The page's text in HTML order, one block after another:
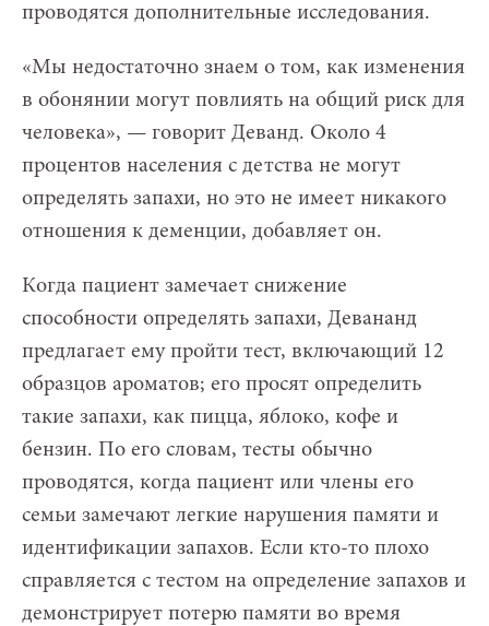
проводятся дополнительные исследования.
«Мы недостаточно знаем о том, как изменения
в обонянии могут повлиять на общий риск для
человека», — говорит Деванд. Около 4
процентов населения с детства не могут
определять запахи, но это не имеет никакого
отношения к деменции, добавляет он.
Когда пациент замечает снижение
способности определять запахи, Девананд
предлагает ему пройти тест, включающий 12
образцов ароматов; его просят определить
такие запахи, как пицца, яблоко, кофе и
бензин. По его словам, тесты обычно
проводятся, когда пациент или члены его
семьи замечают легкие нарушения памяти и
идентификации запахов. Если кто-то плохо
справляется с тестом на определение запахов и
демонстрирует потерю памяти во время